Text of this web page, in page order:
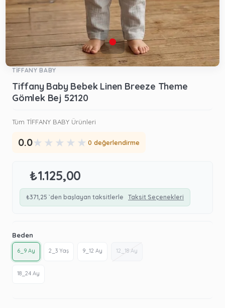
TİFFANY BABY
Tiffany Baby Bebek Linen Breeze Theme
Gömlek Bej 52120
Tüm TİFFANY BABY Ürünleri
0.0★ ★ ★ ★ ★ 0 değerlendirme
₺1.125,00
₺371,25 `den başlayan taksitlerle Taksit Seçenekleri
Beden
6_9 Ay 2_3 Yaş 9_12 Ay 12_18 Ay
18_24 Ay